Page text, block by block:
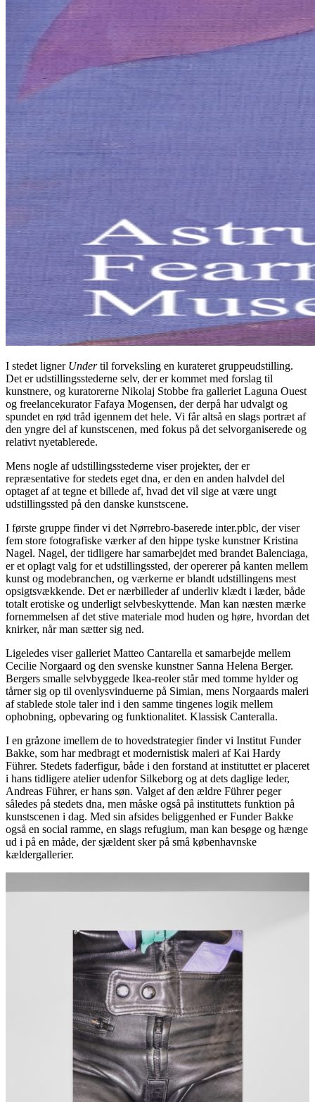
I stedet ligner Undertil forveksling en kurateret gruppeudstilling.
Det er udstillingsstederne selv, der er kommet med forslag til
kunstnere, og kuratorerne Nikolaj Stobbe fra galleriet Laguna Ouest
og freelancekurator Fafaya Mogensen, der derpå har udvalgt og
spundet en rød tråd igennem det hele. Vi får altså en slags portræt af
den yngre del af kunstscenen, med fokus på det selvorganiserede og
relativt nyetablerede.
Mens nogle af udstillingsstederne viser projekter, der er
repræsentative for stedets eget dna, er den en anden halvdel del
optaget af at tegne et billede af, hvad det vil sige at være ungt
udstillingssted på den danske kunstscene.
I første gruppe finder vi det Nørrebro-baserede inter.pblc, der viser
fem store fotografiske værker af den hippe tyske kunstner Kristina
Nagel. Nagel, der tidligere har samarbejdet med brandet Balenciaga,
er et oplagt valg for et udstillingssted, der opererer på kanten mellem
kunst og modebranchen, og værkerne er blandt udstillingens mest
opsigtsvækkende. Det er nærbilleder af underliv klædt i læder, både
totalt erotiske og underligt selvbeskyttende. Man kan næsten mærke
fornemmelsen af det stive materiale mod huden og høre, hvordan det
knirker, når man sætter sig ned.
Ligeledes viser galleriet Matteo Cantarella et samarbejde mellem
Cecilie Norgaard og den svenske kunstner Sanna Helena Berger.
Bergers smalle selvbyggede Ikea-reoler står med tomme hylder og
tårner sig op til ovenlysvinduerne på Simian, mens Norgaards maleri
af stablede stole taler ind i den samme tingenes logik mellem
ophobning, opbevaring og funktionalitet. Klassisk Canteralla.
I en gråzone imellem de to hovedstrategier finder vi Institut Funder
Bakke, som har medbragt et modernistisk maleri af Kai Hardy
Führer. Stedets faderfigur, både i den forstand at instituttet er placeret
i hans tidligere atelier udenfor Silkeborg og at dets daglige leder,
Andreas Führer, er hans søn. Valget af den ældre Führer peger
således på stedets dna, men måske også på instituttets funktion på
kunstscenen i dag. Med sin afsides beliggenhed er Funder Bakke
også en social ramme, en slags refugium, man kan besøge og hænge
ud i på en måde, der sjældent sker på små københavnske
kældergallerier.